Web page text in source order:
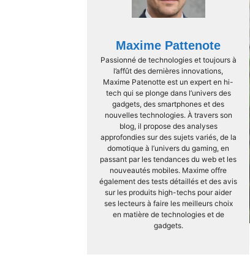
Maxime Pattenote
Passionné de technologies et toujours à
l’affût des dernières innovations,
Maxime Patenotte est un expert en hi-
tech qui se plonge dans l’univers des
gadgets, des smartphones et des
nouvelles technologies. À travers son
blog, il propose des analyses
approfondies sur des sujets variés, de la
domotique à l’univers du gaming, en
passant par les tendances du web et les
nouveautés mobiles. Maxime offre
également des tests détaillés et des avis
sur les produits high-techs pour aider
ses lecteurs à faire les meilleurs choix
en matière de technologies et de
gadgets.